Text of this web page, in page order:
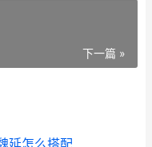
下一篇 »
延怎么搭配